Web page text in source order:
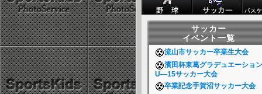
サッカー
イベント一覧
流山市サッカー卒業生大会
濱田杯東葛グラデュエーション
U―15サッカー大会
卒業記念手賀沼サッカー大会